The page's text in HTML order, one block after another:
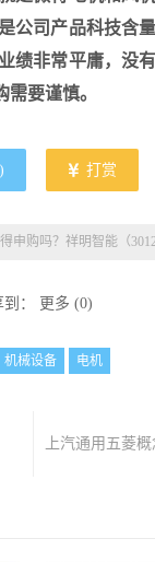
公司产品科技含
绩非常平庸，没
要谨慎。
) 打赏
申购吗？祥明智能（
： 更多 (0)
机械设备 电机
上汽通用五菱